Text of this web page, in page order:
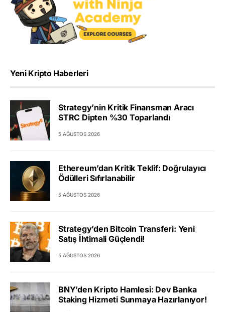
Yeni Kripto Haberleri
Strategy’nin Kritik Finansman Aracı
STRC Dipten %30 Toparlandı
5 AĞUSTOS 2026
Ethereum’dan Kritik Teklif: Doğrulayıcı
Ödülleri Sıfırlanabilir
5 AĞUSTOS 2026
Strategy’den Bitcoin Transferi: Yeni
Satış İhtimali Güçlendi!
5 AĞUSTOS 2026
BNY’den Kripto Hamlesi: Dev Banka
Staking Hizmeti Sunmaya Hazırlanıyor!